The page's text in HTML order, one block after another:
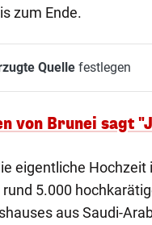
zum Ende.
Quellefestlegen
von Brunei sagt
eigentliche Hochzeit
5.000
aus Saudi-